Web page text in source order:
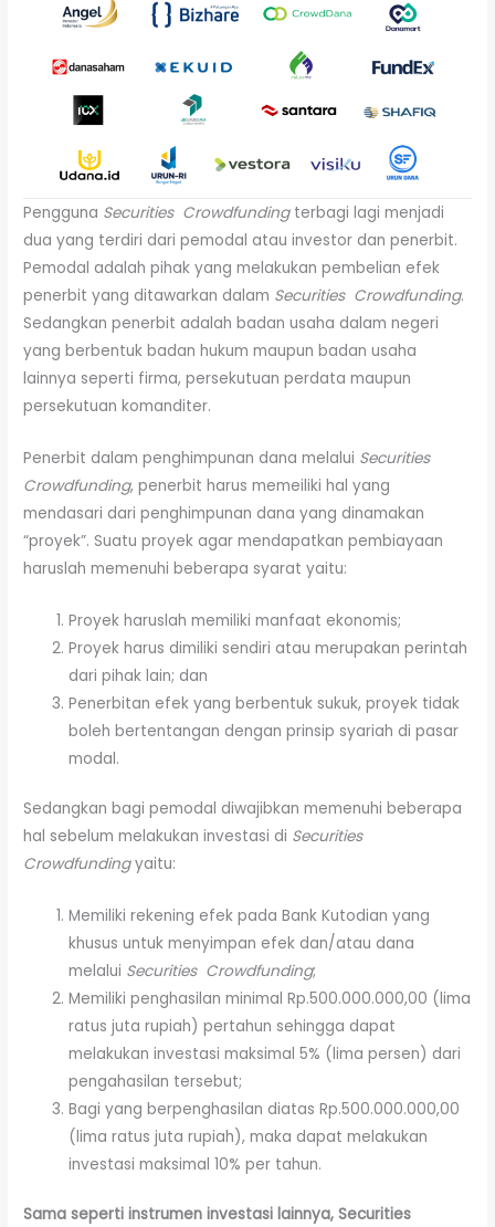
Pengguna Securities Crowdfundingterbagi lagi menjadi
dua yang terdiri dari pemodal atau investor dan penerbit.
Pemodal adalah pihak yang melakukan pembelian efek
penerbit yang ditawarkan dalam Securities Crowdfunding.
Sedangkan penerbit adalah badan usaha dalam negeri
yang berbentuk badan hukum maupun badan usaha
lainnya seperti firma, persekutuan perdata maupun
persekutuan komanditer.
Penerbit dalam penghimpunan dana melalui Securities
Crowdfunding, penerbit harus memeiliki hal yang
mendasari dari penghimpunan dana yang dinamakan
“proyek”. Suatu proyek agar mendapatkan pembiayaan
haruslah memenuhi beberapa syarat yaitu:
Proyek haruslah memiliki manfaat ekonomis;
Proyek harus dimiliki sendiri atau merupakan perintah
dari pihak lain; dan
Penerbitan efek yang berbentuk sukuk, proyek tidak
boleh bertentangan dengan prinsip syariah di pasar
modal.
Sedangkan bagi pemodal diwajibkan memenuhi beberapa
hal sebelum melakukan investasi di Securities
Crowdfundingyaitu:
Memiliki rekening efek pada Bank Kutodian yang
khusus untuk menyimpan efek dan/atau dana
melalui Securities Crowdfunding;
Memiliki penghasilan minimal Rp.500.000.000,00 (lima
ratus juta rupiah) pertahun sehingga dapat
melakukan investasi maksimal 5% (lima persen) dari
pengahasilan tersebut;
Bagi yang berpenghasilan diatas Rp.500.000.000,00
(lima ratus juta rupiah), maka dapat melakukan
investasi maksimal 10% per tahun.
Sama seperti instrumen investasi lainnya, Securities